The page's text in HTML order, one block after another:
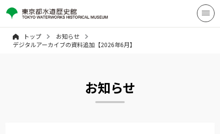
トップ
お知らせ
デジタルアーカイブの資料追加【2026年6月】
お知らせ